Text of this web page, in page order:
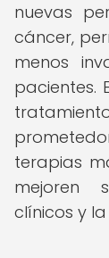
nuevas
cáncer,
menos
pacientes.
terapias
mejoren
clínicos y